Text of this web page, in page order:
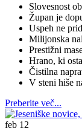
Slovesnost
Župan je
Uspeh ne
Milijonska
Prestižni
Hrano, ki
Čistilna
V steni hiše
Preberite več...
feb 12